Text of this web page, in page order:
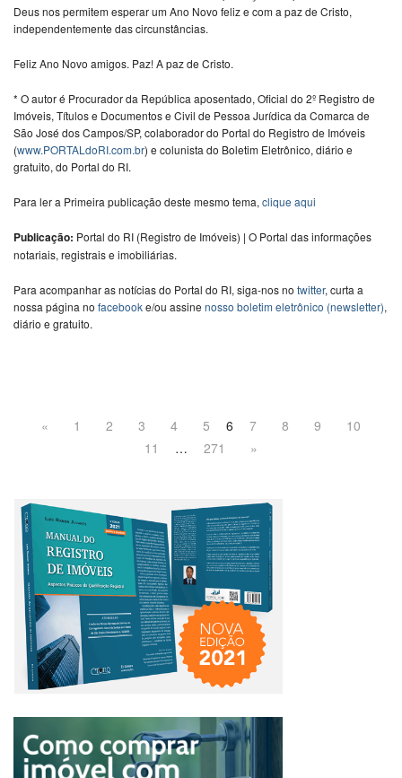
Deus nos permitem esperar um Ano Novo feliz e com a paz de Cristo,
independentemente das circunstâncias.
Feliz Ano Novo amigos. Paz! A paz de Cristo.
* O autor é Procurador da República aposentado, Oficial do 2º Registro de
Imóveis, Títulos e Documentos e Civil de Pessoa Jurídica da Comarca de
São José dos Campos/SP, colaborador do Portal do Registro de Imóveis
(www.PORTALdoRI.com.br) e colunista do Boletim Eletrônico, diário e
gratuito, do Portal do RI.
Para ler a Primeira publicação deste mesmo tema, clique aqui
Publicação: Portal do RI (Registro de Imóveis) | O Portal das informações
notariais, registrais e imobiliárias.
Para acompanhar as notícias do Portal do RI, siga-nos no twitter, curta a
nossa página no facebooke/ou assine nosso boletim eletrônico (newsletter),
diário e gratuito.
« 1 2 3 4 5 6 7 8 9
10
11
… 271 »